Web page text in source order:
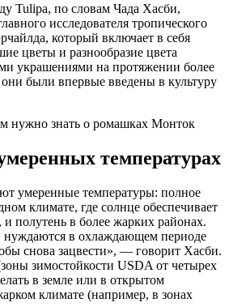
Tulipa, по словам Чада Хасби,
исследователя тропического
который включает в себя
цветы и разнообразие цвета
украшениями на протяжении более
они были впервые введены в культуру
нужно знать о ромашках Монток
температурах
умеренные температуры: полное
климате, где солнце обеспечивает
и полутень в более жарких районах.
в охлаждающем периоде
снова зацвести», — говорит Хасби.
зимостойкости USDA от четырех
в земле или в открытом
климате (например, в зонах